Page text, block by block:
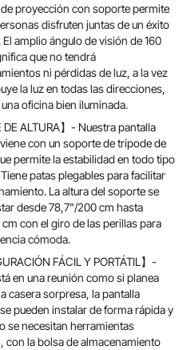
proyección con soporte permite
disfruten juntas de un éxito
El amplio ángulo de visión de 160
que no tendrá
ni pérdidas de luz, a la vez
la luz en todas las direcciones,
oficina bien iluminada.
DE ALTURA】- Nuestra pantalla
con un soporte de trípode de
permite la estabilidad en todo tipo
patas plegables para facilitar
La altura del soporte se
desde 78,7"/200 cm hasta
con el giro de las perillas para
cómoda.
FÁCIL Y PORTÁTIL】-
en una reunión como si planea
casera sorpresa, la pantalla
pueden instalar de forma rápida y
se necesitan herramientas
con la bolsa de almacenamiento